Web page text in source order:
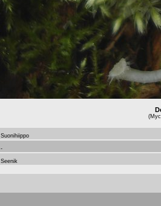
Suonihiippo
-
Seenik